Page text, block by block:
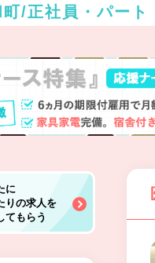
/正社員・パート
に
りの求人を
てもらう